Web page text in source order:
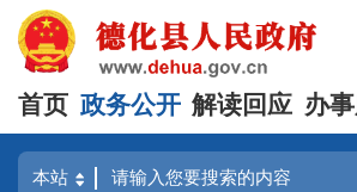
首页 政务公开 解读回应 办